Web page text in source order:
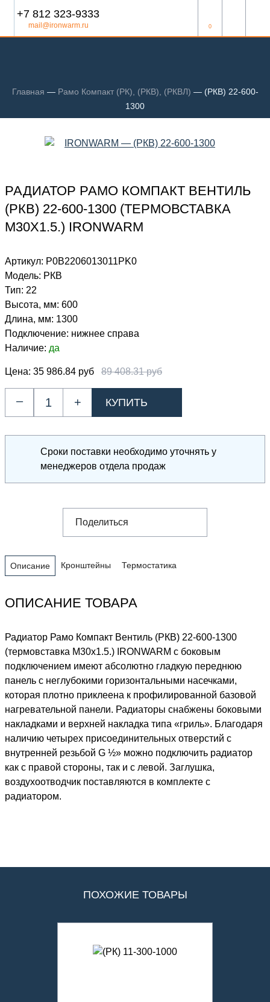
+7 812 323-9333
mail@ironwarm.ru 0
Главная — Рамо Компакт (РК), (РКВ), (РКВЛ) — (РКВ) 22-600-
1300
РАДИАТОР РАМО КОМПАКТ ВЕНТИЛЬ
(РКВ) 22-600-1300 (ТЕРМОВСТАВКА
М30Х1.5.) IRONWARM
Артикул: Р0В2206013011PK0
Модель: РКВ
Тип: 22
Высота, мм: 600
Длина, мм: 1300
Подключение: нижнее справа
Наличие: да
Цена: 35 986.84 руб 89 408.31 руб
– +
Сроки поставки необходимо уточнять у
менеджеров отдела продаж
Поделиться
Описание Кронштейны Термостатика
ОПИСАНИЕ ТОВАРА
Радиатор Рамо Компакт Вентиль (РКВ) 22-600-1300
(термовставка М30х1.5.) IRONWARM с боковым
подключением имеют абсолютно гладкую переднюю
панель с неглубокими горизонтальными насечками,
которая плотно приклеена к профилированной базовой
нагревательной панели. Радиаторы снабжены боковыми
накладками и верхней накладка типа «гриль». Благодаря
наличию четырех присоединительных отверстий с
внутренней резьбой G ½» можно подключить радиатор
как с правой стороны, так и с левой. Заглушка,
воздухоотводчик поставляются в комплекте с
радиатором.
ПОХОЖИЕ ТОВАРЫ